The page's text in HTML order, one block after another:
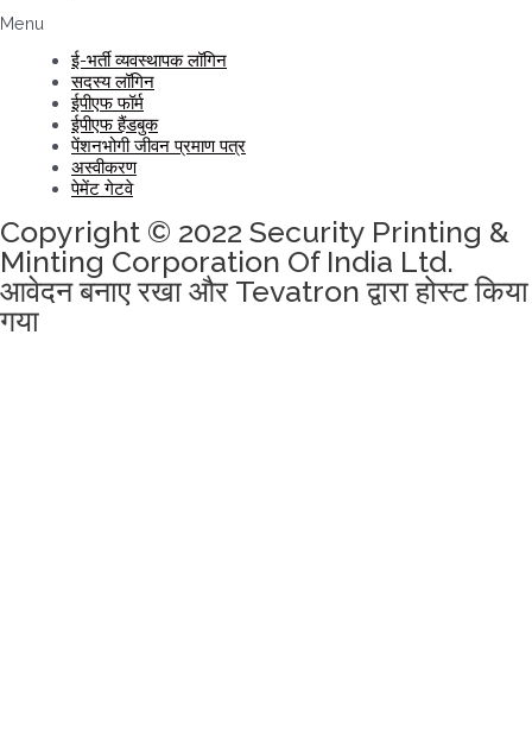
Menu
ई-भर्ती व्यवस्थापक लॉगिन
सदस्य लॉगिन
ईपीएफ फॉर्म
ईपीएफ हैंडबुक
पेंशनभोगी जीवन प्रमाण पत्र
अस्वीकरण
पेमेंट गेटवे
Copyright © 2022 Security Printing &
Minting Corporation Of India Ltd.
आवेदन बनाए रखा और Tevatron द्वारा होस्ट किया
गया